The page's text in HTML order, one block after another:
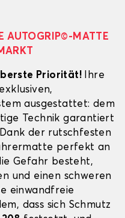
AUTOGRIP©-MATTE
Priorität! Ihre
ausgestattet: dem
Technik garantiert
der rutschfesten
perfekt an
Gefahr besteht,
und einen schweren
einwandfreie
dass sich Schmutz